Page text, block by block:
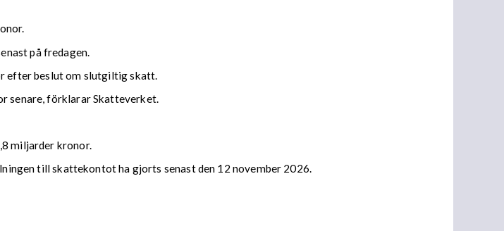
på fredagen.
efter beslut om slutgiltig skatt.
senare, förklarar Skatteverket.
miljarder kronor.
till skattekontot ha gjorts senast den 12 november 2026.